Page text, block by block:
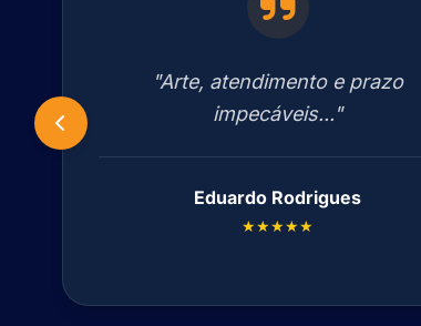
"Arte, atendimento e prazo
impecáveis..."
Eduardo Rodrigues
★★★★★